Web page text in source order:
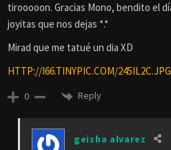
tirooooon. Gracias Mono, bendito el
joyitas que nos dejas *.*
Mirad que me tatué un dia XD
HTTP://I66.TINYPIC.COM/245IL2C.JPG
0 Reply
geisha alvarez